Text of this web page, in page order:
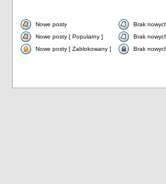
Nowe posty Brak
Nowe posty [ Popularny ]
Brak
Nowe posty [ Zablokowany ]
Brak